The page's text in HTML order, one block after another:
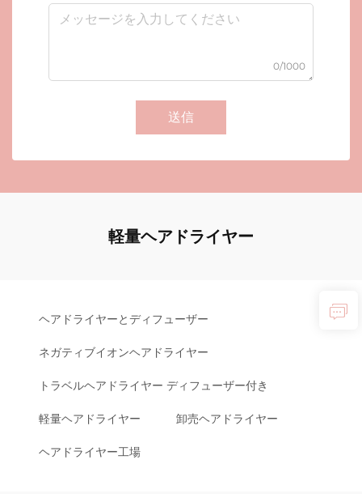
0/1000
送信
軽量ヘアドライヤー
ヘアドライヤーとディフューザー
ネガティブイオンヘアドライヤー
トラベルヘアドライヤー ディフューザー付き
軽量ヘアドライヤー 卸売ヘアドライヤー
ヘアドライヤー工場